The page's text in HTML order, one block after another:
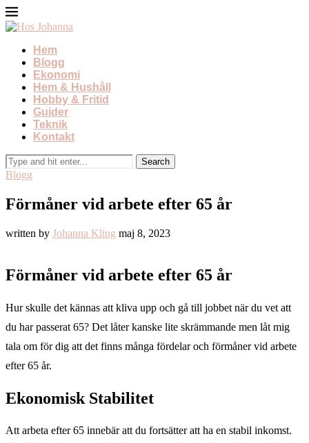
Hem
Blogg
Ekonomi
Hem & Hushåll
Hobby & Fritid
Guider
Teknik
Kontakt
Blogg
Förmåner vid arbete efter 65 år
written by Johanna Kling maj 8, 2023
Förmåner vid arbete efter 65 år
Hur skulle det kännas att kliva upp och gå till jobbet när du vet att
du har passerat 65? Det låter kanske lite skrämmande men låt mig
tala om för dig att det finns många fördelar och förmåner vid arbete
efter 65 år.
Ekonomisk Stabilitet
Att arbeta efter 65 innebär att du fortsätter att ha en stabil inkomst.